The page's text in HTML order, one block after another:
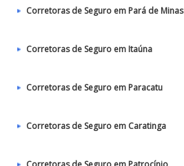
Corretoras de Seguro em Pará de Minas
Corretoras de Seguro em Itaúna
Corretoras de Seguro em Paracatu
Corretoras de Seguro em Caratinga